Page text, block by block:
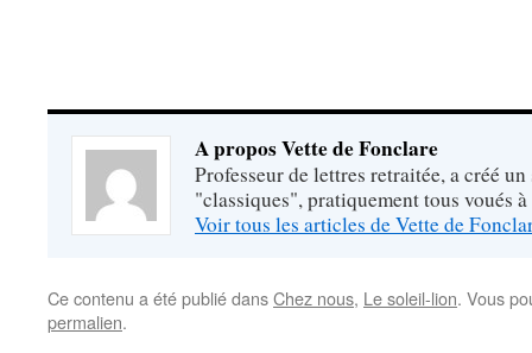
A propos Vette de Fonclare
Professeur de lettres retraitée, a créé
"classiques", pratiquement tous voués
Voir tous les articles de Vette de
Ce contenu a été publié dansChez nous, Le soleil-lion. Vous
permalien.